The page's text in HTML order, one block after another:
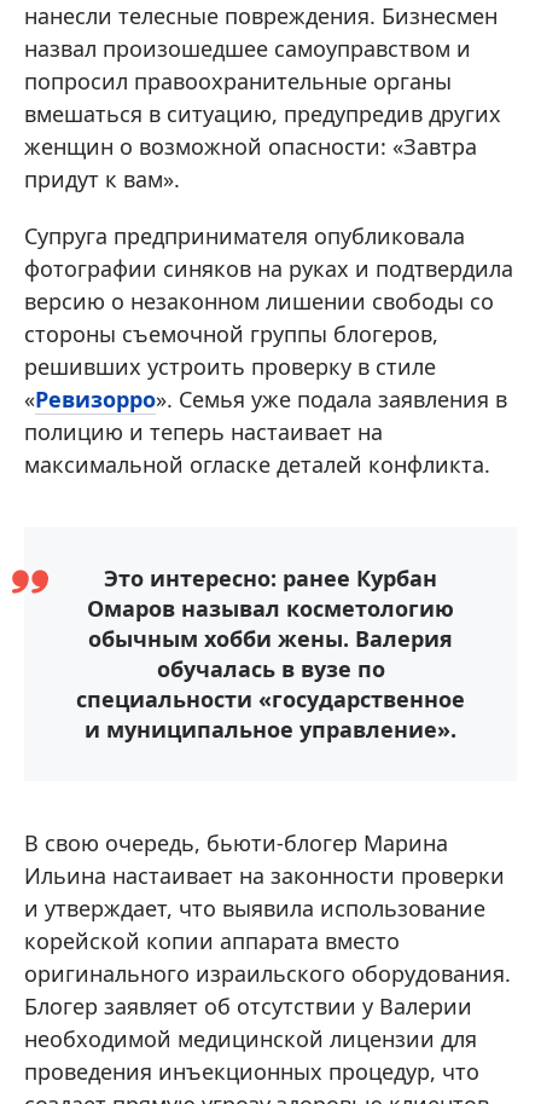
нанесли телесные повреждения. Бизнесмен
назвал произошедшее самоуправством и
попросил правоохранительные органы
вмешаться в ситуацию, предупредив других
женщин о возможной опасности: «Завтра
придут к вам».
Супруга предпринимателя опубликовала
фотографии синяков на руках и подтвердила
версию о незаконном лишении свободы со
стороны съемочной группы блогеров,
решивших устроить проверку в стиле
«Ревизорро». Семья уже подала заявления в
полицию и теперь настаивает на
максимальной огласке деталей конфликта.
Это интересно: ранее Курбан
Омаров называл косметологию
обычным хобби жены. Валерия
обучалась в вузе по
специальности «государственное
и муниципальное управление».
В свою очередь, бьюти-блогер Марина
Ильина настаивает на законности проверки
и утверждает, что выявила использование
корейской копии аппарата вместо
оригинального израильского оборудования.
Блогер заявляет об отсутствии у Валерии
необходимой медицинской лицензии для
проведения инъекционных процедур, что